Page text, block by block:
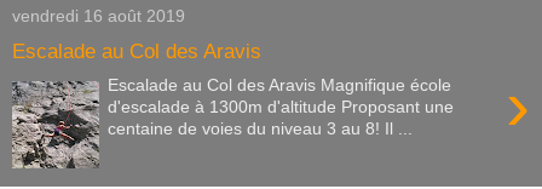
vendredi 16 août 2019
Escalade au Col des Aravis
›
Escalade au Col des Aravis Magnifique école
d'escalade à 1300m d'altitude Proposant une
centaine de voies du niveau 3 au 8! Il ...